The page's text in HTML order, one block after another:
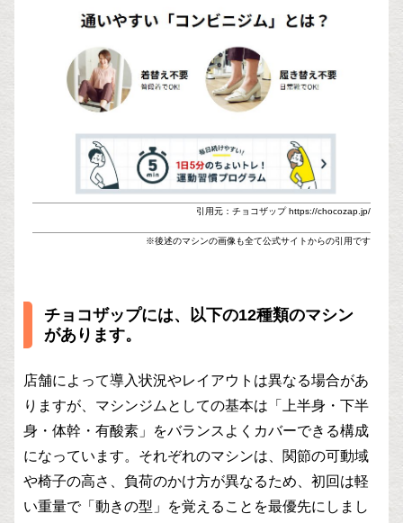
引用元：チョコザップ https://chocozap.jp/
※後述のマシンの画像も全て公式サイトからの引用です
チョコザップには、以下の12種類のマシン
があります。
店舗によって導入状況やレイアウトは異なる場合があ
りますが、マシンジムとしての基本は「上半身・下半
身・体幹・有酸素」をバランスよくカバーできる構成
になっています。それぞれのマシンは、関節の可動域
や椅子の高さ、負荷のかけ方が異なるため、初回は軽
い重量で「動きの型」を覚えることを最優先にしまし